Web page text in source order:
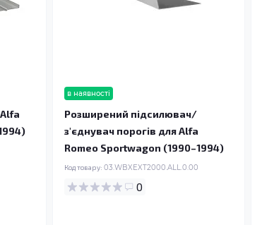
в наявності
Розширений підсилювач/
з'єднувач порогів для Alfa
Romeo Sportwagon (1990–1994)
Код товару: 03.WBXEXT2000.ALL.0.00
0